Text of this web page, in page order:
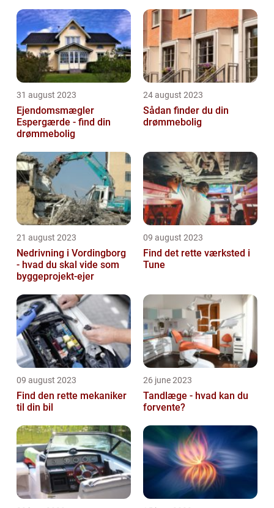
31 august 2023
Ejendomsmægler
Espergærde - find din
drømmebolig
24 august 2023
Sådan finder du din
drømmebolig
21 august 2023
Nedrivning i Vordingborg
- hvad du skal vide som
byggeprojekt-ejer
09 august 2023
Find det rette værksted i
Tune
09 august 2023
Find den rette mekaniker
til din bil
26 june 2023
Tandlæge - hvad kan du
forvente?